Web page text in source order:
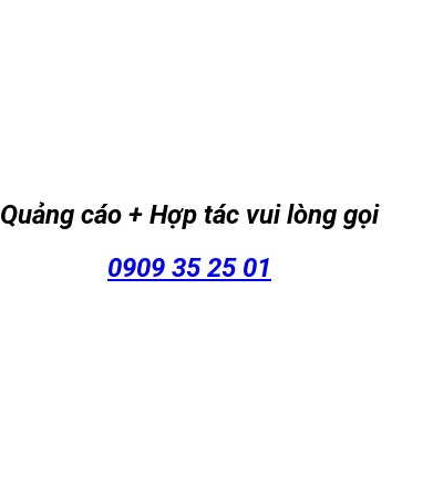
Quảng cáo + Hợp tác vui lòng gọi
0909 35 25 01